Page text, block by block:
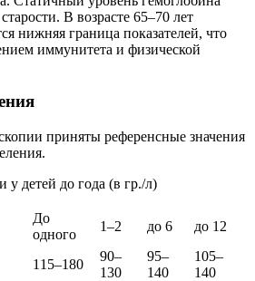
В возрасте 65–70 лет
нижняя граница показателей, что
иммунитета и физической
приняты референсные значения
у детей до года (в гр./л)
До
одного
1–2 до 6 до 12
115–180
90–
130
95–
140
105–
140